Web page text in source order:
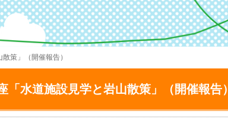
策」（開催報告）
「水道施設見学と岩山散策」（開催報告）